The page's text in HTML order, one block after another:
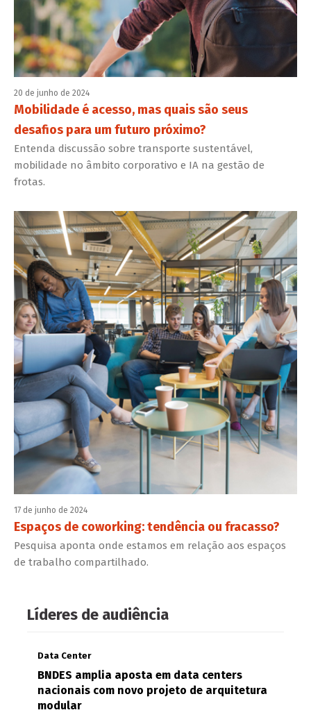
20 de junho de 2024
Mobilidade é acesso, mas quais são seus
desafios para um futuro próximo?
Entenda discussão sobre transporte sustentável,
mobilidade no âmbito corporativo e IA na gestão de
frotas.
17 de junho de 2024
Espaços de coworking: tendência ou fracasso?
Pesquisa aponta onde estamos em relação aos espaços
de trabalho compartilhado.
Líderes de audiência
Data Center
BNDES amplia aposta em data centers
nacionais com novo projeto de arquitetura
modular